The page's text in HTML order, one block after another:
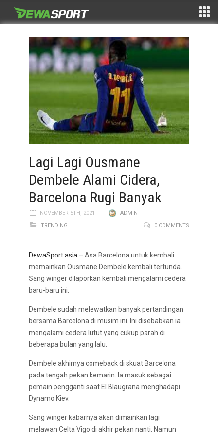
Lagi Lagi Ousmane
Dembele Alami Cidera,
Barcelona Rugi Banyak
NOVEMBER 5TH, 2021
ADMIN
TRENDING
0 COMMENTS
DewaSport.asia – Asa Barcelona untuk kembali
memainkan Ousmane Dembele kembali tertunda.
Sang winger dilaporkan kembali mengalami cedera
baru-baru ini.
Dembele sudah melewatkan banyak pertandingan
bersama Barcelona di musim ini. Ini disebabkan ia
mengalami cedera lutut yang cukup parah di
beberapa bulan yang lalu.
Dembele akhirnya comeback di skuat Barcelona
pada tengah pekan kemarin. Ia masuk sebagai
pemain pengganti saat El Blaugrana menghadapi
Dynamo Kiev.
Sang winger kabarnya akan dimainkan lagi
melawan Celta Vigo di akhir pekan nanti. Namun